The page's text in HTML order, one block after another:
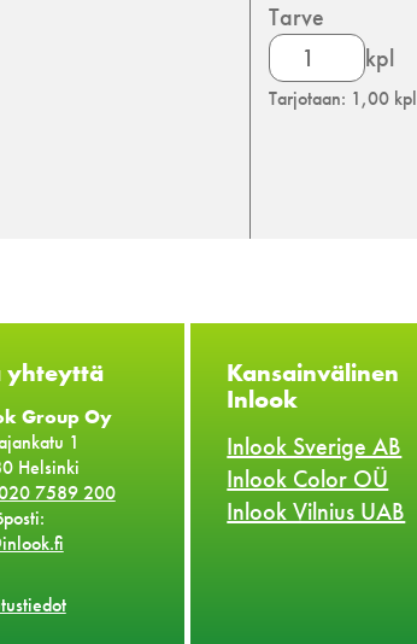
Tarve
Rimapaneelit
määrä
kpl
Tarjotaan: 1,00 kpl
yhteyttä
Group Oy
1
Helsinki
7589 200
Kansainvälinen
Inlook
Inlook Sverige AB
Inlook Color OÜ
Inlook Vilnius UAB